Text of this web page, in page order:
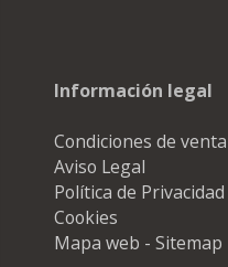
Información legal
Condiciones de venta
Aviso Legal
Política de Privacidad
Cookies
Mapa web - Sitemap